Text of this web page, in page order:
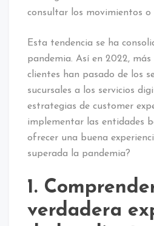
consultar los movimientos o
Esta tendencia se ha
pandemia. Así en 2022, más
clientes han pasado de los
sucursales a los servicios
estrategias de customer
implementar las entidades
ofrecer una buena
superada la pandemia?
1.
verdadera